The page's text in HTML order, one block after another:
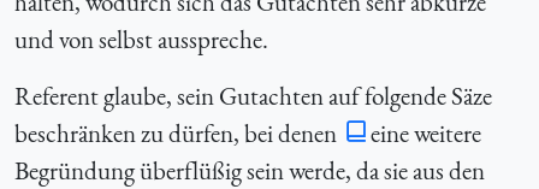
und von selbst ausspreche.
Referent glaube, sein Gutachten auf folgende Säze
beschränken zu dürfen, bei denen
eine weitere
Begründung überflüßig sein werde, da sie aus den